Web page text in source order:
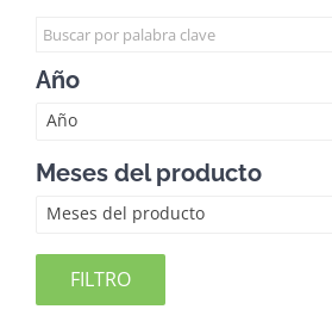
Año
Año
Meses del producto
Meses del producto
FILTRO